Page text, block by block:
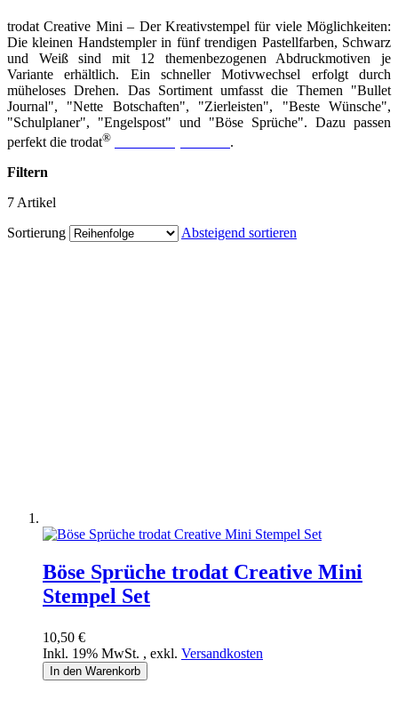
trodat Creative Mini – Der Kreativstempel für viele Möglichkeiten:
Die kleinen Handstempler in fünf trendigen Pastellfarben, Schwarz
und Weiß sind mit 12 themenbezogenen Abdruckmotiven je
Variante erhältlich. Ein schneller Motivwechsel erfolgt durch
müheloses Drehen. Das Sortiment umfasst die Themen "Bullet
Journal", "Nette Botschaften", "Zierleisten", "Beste Wünsche",
"Schulplaner", "Engelspost" und "Böse Sprüche". Dazu passen
perfekt die trodat®
.
Filtern
7 Artikel
Sortierung
Absteigend sortieren
Böse Sprüche trodat Creative Mini
Stempel Set
10,50 €
Inkl. 19% MwSt. , exkl. Versandkosten
In den Warenkorb